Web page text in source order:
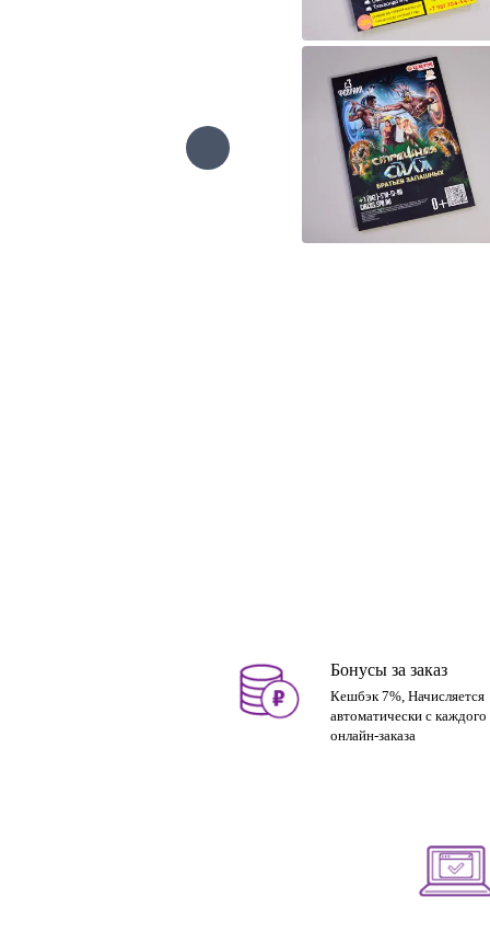
Бонусы за заказ
Кешбэк 7%, Начисляется
автоматически с каждого
онлайн-заказа